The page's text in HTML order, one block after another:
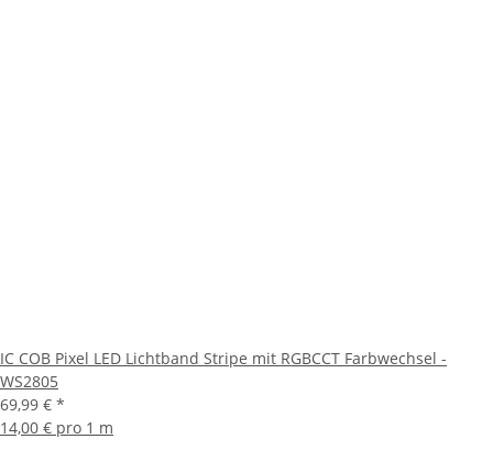
IC COB Pixel LED Lichtband Stripe mit RGBCCT Farbwechsel -
WS2805
69,99 € *
14,00 € pro 1 m